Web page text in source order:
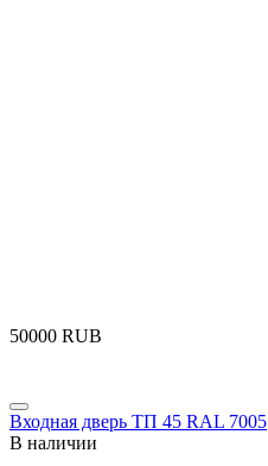
‍50000‍ RUB
Входная дверь ТП 45 RAL 7005
В наличии